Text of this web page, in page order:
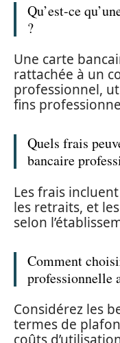
Qu’est-ce
?
Une carte
rattachée à un
professionnel,
fins
Quels frais
bancaire
Les frais
les retraits, et
selon
Comment
professionnelle
Considérez les
termes de